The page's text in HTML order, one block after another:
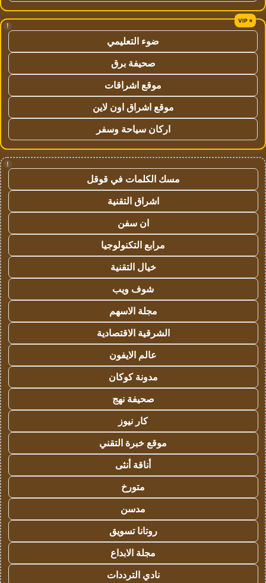
!
ضوء التعليمي
صحيفة برق
موقع اشراقات
موقع اشراق اون لاين
اركان سياحة وسفر
!
مسك الكلمات في قوقل
اشراق التقنية
ان سفن
مرابع التكنولوجيا
خيال التقنية
شوف ويب
مجلة الاسهم
الشرقية الاقتصادية
عالم الايفون
مدونة كوكان
صحيفة نهج
كار نيوز
موقع خبرة التقني
أناقة أنثى
متورخ
مدسن
روتانا تسويق
مجلة الابداع
نادي الترددات